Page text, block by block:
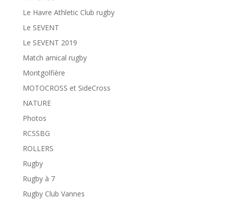
Le Havre Athletic Club rugby
Le SEVENT
Le SEVENT 2019
Match amical rugby
Montgolfière
MOTOCROSS et SideCross
NATURE
Photos
RCSSBG
ROLLERS
Rugby
Rugby à 7
Rugby Club Vannes